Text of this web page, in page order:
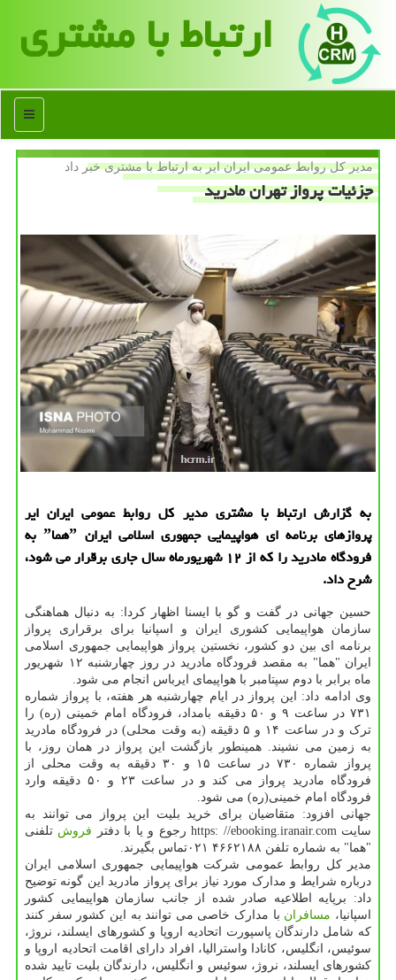
ارتباط با مشتری
منو
مدیر كل روابط عمومی ایران ایر به ارتباط با مشتری خبر داد
جزئیات پرواز تهران مادرید
به گزارش ارتباط با مشتری مدیر كل روابط عمومی ایران ایر
پروازهای برنامه ای هواپیمایی جمهوری اسلامی ایران ˮهماˮ به
فرودگاه مادرید را كه از ۱۲ شهریورماه سال جاری برقرار می شود،
شرح داد.
حسین جهانی در گفت و گو با ایسنا اظهار کردا: به دنبال هماهنگی
سازمان هواپیمایی کشوری ایران و اسپانیا برای برقراری پرواز
برنامه ای بین دو کشور، نخستین پرواز هواپیمایی جمهوری اسلامی
ایران "هما" به مقصد فرودگاه مادرید در روز چهارشنبه ۱۲ شهریور
ماه برابر با دوم سپتامبر با هواپیمای ایرباس انجام می شود.
وی ادامه داد: این پرواز در ایام چهارشنبه هر هفته، با پرواز شماره
۷۳۱ در ساعت ۹ و ۵۰ دقیقه بامداد، فرودگاه امام خمینی (ره) را
ترک و در ساعت ۱۴ و ۵ دقیقه (به وقت محلی) در فرودگاه مادرید
به زمین می نشیند. همینطور بازگشت این پرواز در همان روز، با
پرواز شماره ۷۳۰ در ساعت ۱۵ و ۳۰ دقیقه به وقت محلی از
فرودگاه مادرید پرواز می کند و در ساعت ۲۳ و ۵۰ دقیقه وارد
فرودگاه امام خمینی(ره) می شود.
جهانی افزود: متقاضیان برای خرید بلیت این پرواز می توانند به
سایت https: //ebooking.iranair.com رجوع و یا با دفتر
فروش تلفنی
"هما" به شماره تلفن ۴۶۶۲۱۸۸ ۰۲۱تماس بگیرند.
مدیر کل روابط عمومی شرکت هواپیمایی جمهوری اسلامی ایران
درباره شرایط و مدارک مورد نیاز برای پرواز مادرید این گونه توضیح
داد: برپایه اطلاعیه صادر شده از جانب سازمان هواپیمایی کشور
اسپانیا، مسافران با مدارک خاصی می توانند به این کشور سفر کنند
که شامل دارندگان پاسپورت اتحادیه اروپا و کشورهای ایسلند، نروژ،
سوئیس، انگلیس، کانادا واسترالیا، افراد دارای اقامت اتحادیه اروپا و
کشورهای ایسلند، نروژ، سوئیس و انگلیس، دارندگان بلیت تایید شده